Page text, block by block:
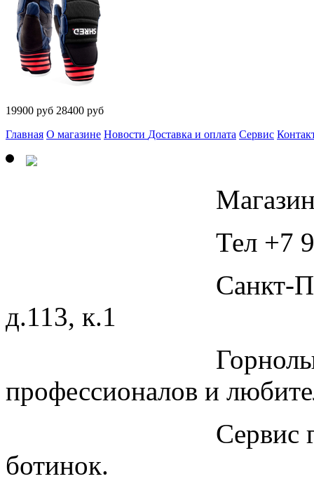
19900 руб 28400 руб
Главная О магазине Новости Доставка и оплата Сервис
Тел +7
Санкт-
д.113, к.1
профессионалов и
Сервис
ботинок.